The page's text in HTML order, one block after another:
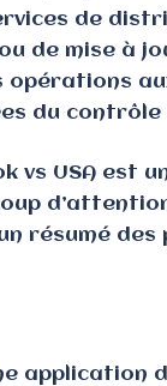
de
de mise à
opérations
du contrôle
vs USA est
résumé
application